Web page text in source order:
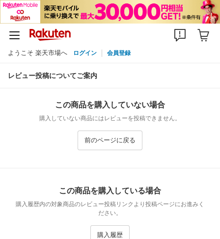
ようこそ 楽天市場へ ログイン 会員登録
レビュー投稿についてご案内
この商品を購入していない場合
購入していない商品にはレビューを投稿できません。
前のページに戻る
この商品を購入している場合
購入履歴内の対象商品のレビュー投稿リンクより投稿ページにお進みく
ださい。
購入履歴